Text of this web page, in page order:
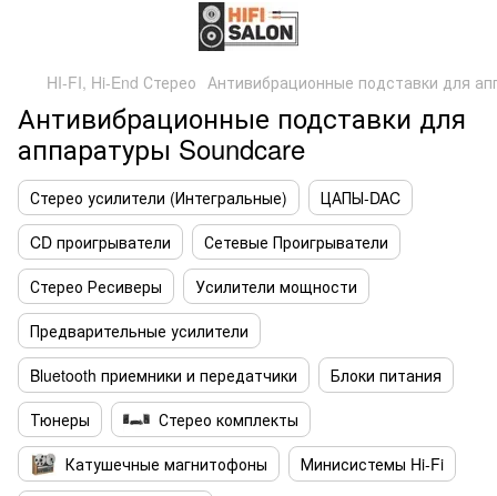
HI-FI, Hi-End Стерео Антивибрационные подставки для
Антивибрационные подставки для
аппаратуры Soundcare
Стерео усилители (Интегральные)
ЦАПЫ-DAC
CD проигрыватели
Сетевые Проигрыватели
Стерео Ресиверы
Усилители мощности
Предварительные усилители
Bluetooth приемники и передатчики
Блоки питания
Тюнеры
Стерео комплекты
Катушечные магнитофоны
Минисистемы Hi-Fi